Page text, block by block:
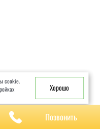
cookie.
Хорошо
Позвонить